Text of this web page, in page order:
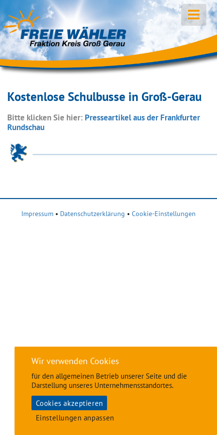
Kostenlose Schulbusse in Groß-Gerau
Bitte klicken Sie hier: Presseartikel aus der Frankfurter
Rundschau
Impressum • Datenschutzerklärung • Cookie-Einstellungen
Wir verwenden Cookies
für den allgemeinen Betrieb unserer Seite und die
Darstellung unseres Unternehmensstandortes.
Cookies akzeptieren
Einstellungen anpassen